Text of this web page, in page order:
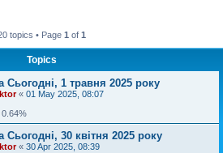
topics • Page 1 of 1
Topics
Сьогодні, 1 травня 2025 року
« 01 May 2025, 08:07
0.64%
Сьогодні, 30 квітня 2025 року
« 30 Apr 2025, 08:39